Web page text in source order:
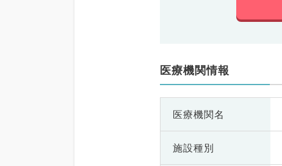
医療機関情報
医療機関名
施設種別